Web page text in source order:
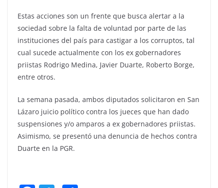
Estas acciones son un frente que busca alertar a la
sociedad sobre la falta de voluntad por parte de las
instituciones del país para castigar a los corruptos, tal
cual sucede actualmente con los ex gobernadores
priistas Rodrigo Medina, Javier Duarte, Roberto Borge,
entre otros.
La semana pasada, ambos diputados solicitaron en San
Lázaro juicio político contra los jueces que han dado
suspensiones y/o amparos a ex gobernadores priistas.
Asimismo, se presentó una denuncia de hechos contra
Duarte en la PGR.